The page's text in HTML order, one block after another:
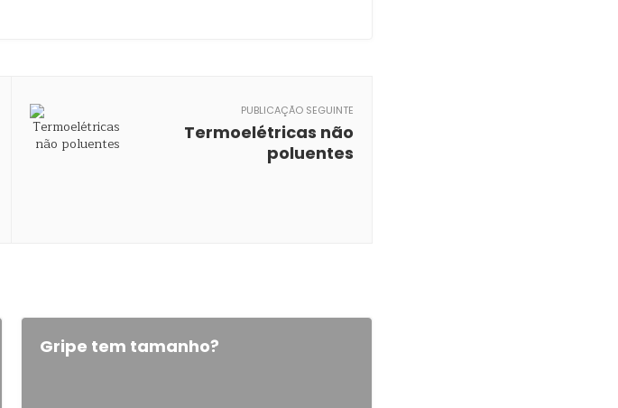
PUBLICAÇÃO SEGUINTE
Termoelétricas não
poluentes
Gripe tem tamanho?